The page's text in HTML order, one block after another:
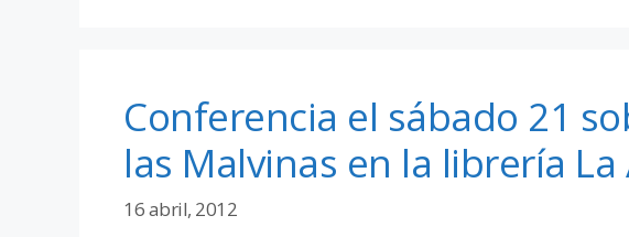
Conferencia el sábado 21
las Malvinas en la librería La
16 abril, 2012